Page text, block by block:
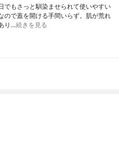
でもさっと馴染ませられて使いやすい
ので蓋を開ける手間いらず。肌が荒れ
り…続きを見る